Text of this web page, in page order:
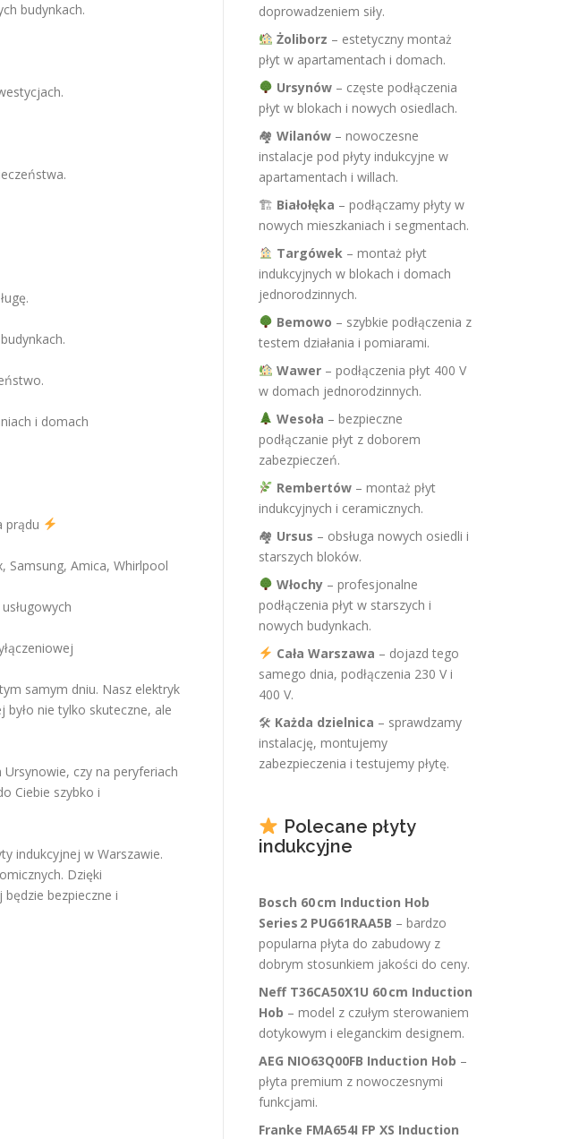
budynkach.
i domach
prądu
Samsung, Amica, Whirlpool
samym dniu. Nasz elektryk
było nie tylko skuteczne, ale
czy na peryferiach
Ciebie szybko i
indukcyjnej w Warszawie.
Dzięki
bezpieczne i
doprowadzeniem siły.
Żoliborz – estetyczny montaż
płyt w apartamentach i domach.
Ursynów– częste podłączenia
płyt w blokach i nowych osiedlach.
🏘 Wilanów – nowoczesne
instalacje pod płyty indukcyjne w
apartamentach i willach.
🏗 Białołęka – podłączamy płyty w
nowych mieszkaniach i segmentach.
Targówek– montaż płyt
indukcyjnych w blokach i domach
jednorodzinnych.
Bemowo – szybkie podłączenia z
testem działania i pomiarami.
Wawer– podłączenia płyt 400 V
w domach jednorodzinnych.
Wesoła – bezpieczne
podłączanie płyt z doborem
zabezpieczeń.
Rembertów– montaż płyt
indukcyjnych i ceramicznych.
🏘 Ursus – obsługa nowych osiedli i
starszych bloków.
Włochy– profesjonalne
podłączenia płyt w starszych i
nowych budynkach.
Cała Warszawa – dojazd tego
samego dnia, podłączenia 230 V i
400 V.
🛠 Każda dzielnica – sprawdzamy
instalację, montujemy
zabezpieczenia i testujemy płytę.
Polecane płyty
indukcyjne
Bosch 60 cm Induction Hob
Series 2 PUG61RAA5B – bardzo
popularna płyta do zabudowy z
dobrym stosunkiem jakości do ceny.
Neff T36CA50X1U 60 cm Induction
Hob – model z czułym sterowaniem
dotykowym i eleganckim designem.
AEG NIO63Q00FB Induction Hob –
płyta premium z nowoczesnymi
funkcjami.
Franke FMA654I FP XS Induction